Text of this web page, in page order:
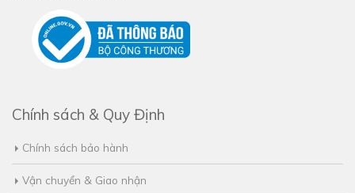
Chính sách & Quy Định
Chính sách bảo hành
Vận chuyển & Giao nhận